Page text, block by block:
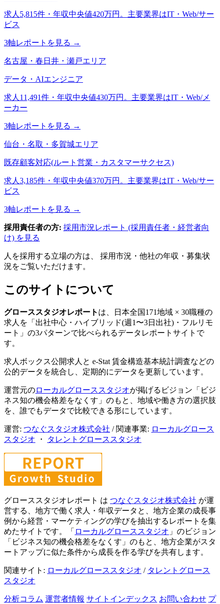
求人5,815件・年収中央値420万円。主要業界はIT・Web/サー
ビス
3軸レポートを見る →
名古屋・春日井・瀬戸エリア
データ・AIエンジニア
求人11,491件・年収中央値430万円。主要業界はIT・Web/メ
ーカー
3軸レポートを見る →
仙台・名取・多賀城エリア
既存顧客対応(ルート営業・カスタマーサクセス)
求人3,185件・年収中央値370万円。主要業界はIT・Web/サー
ビス
3軸レポートを見る →
採用責任者の方: 採用市況レポート (採用責任者・経営者向
け) を見る
人を採用する立場の方は、 採用市況・他社の年収・募集状
況をご覧いただけます。
このサイトについて
グローススタジオレポート は、日本全国171地域 × 30職種の
求人を「出社中心・ハイブリッド(週1〜3日出社)・フルリモ
ート」の3パターンで比べられるデータレポートサイトで
す。
求人ボックス公開求人と e-Stat 賃金構造基本統計調査などの
公的データを統合し、定期的にデータを更新しています。
運営元のローカルグローススタジオが掲げるビジョン「ビジ
ネス知の機会格差をなくす」のもと、地域や働き方の選択肢
を、誰でもデータで比較できる形にしています。
運営: つなぐスタジオ株式会社 / 関連事業: ローカルグロース
スタジオ ・ タレントグローススタジオ
グローススタジオレポート は つなぐスタジオ株式会社 が運
営する、地方で働く求人・年収データと、地方企業の成長事
例から経営・マーケティングの学びを抽出するレポートを集
めたサイトです。「 ローカルグローススタジオ 」のビジョン
「ビジネス知の機会格差をなくす」のもと、地方企業がスタ
ートアップに似た条件から成長を作る学びを共有します。
関連サイト: ローカルグローススタジオ / タレントグロース
スタジオ
分析コラム 運営者情報 サイトインデックス お問い合わせ プ